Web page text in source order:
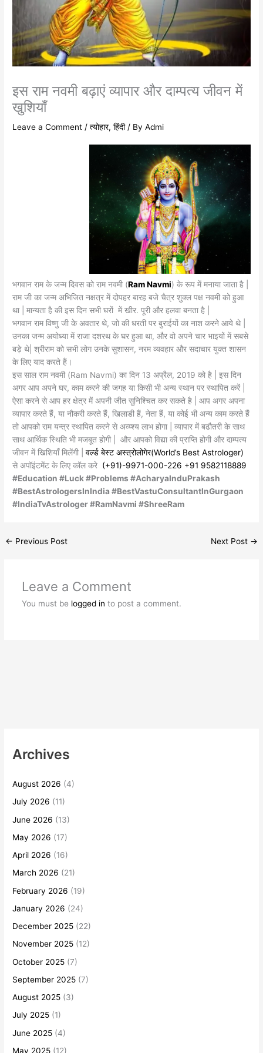
इस राम नवमी बढ़ाएं व्यापार और दाम्पत्य जीवन में
खुशियाँ
Leave a Comment /त्योहार,हिंदी/ ByAdmi
भगवान राम के जन्म दिवस को राम नवमी (Ram Navmi) के रूप में मनाया जाता है |
राम जी का जन्म अभिजित नक्षत्र में दोपहर बारह बजे चैत्र शुक्ल पक्ष नवमी को हुआ
था | मान्यता है की इस दिन सभी घरों में खीर. पूरी और हलवा बनता है |
भगवान राम विष्णु जी के अवतार थे, जो की धरती पर बुराईयों का नाश करने आये थे |
उनका जन्म अयोध्या में राजा दशरथ के घर हुआ था, और वो अपने चार भाइयों में सबसे
बड़े थे| श्रीराम को सभी लोग उनके सुशासन, नरम व्यवहार और सदाचार युक्त शासन
के लिए याद करते हैं।
इस साल राम नवमी (Ram Navmi) का दिन 13 अप्रैल, 2019 को है | इस दिन
अगर आप अपने घर, काम करने की जगह या किसी भी अन्य स्थान पर स्थापित करें |
ऐसा करने से आप हर क्षेत्र में अपनी जीत सुनिश्चित कर सकते है | आप अगर अपना
व्यापार करते हैं, या नौकरी करते हैं, खिलाडी हैं, नेता हैं, या कोई भी अन्य काम करते हैं
तो आपको राम यन्त्र स्थापित करने से अव्य्श्य लाभ होगा | व्यापार में बढौतरी के साथ
साथ आर्थिक स्थिति भी मजबूत होगी | और आपको विद्या की प्राप्ति होगी और दाम्पत्य
जीवन में खिशियाँ मिलेंगी |वर्ल्ड बेस्ट अस्त्रोलोगेर(World’s Best Astrologer)
से अपॉइंटमेंट के लिए कॉल करे (+91)-9971-000-226 +91 9582118889
#Education #Luck #Problems #AcharyaInduPrakash
#BestAstrologersInIndia #BestVastuConsultantInGurgaon
#IndiaTvAstrologer #RamNavmi #ShreeRam
← Previous Post Next Post →
Leave a Comment
You must be logged in to post a comment.
Archives
August 2026 (4)
July 2026 (11)
June 2026 (13)
May 2026 (17)
April 2026 (16)
March 2026 (21)
February 2026 (19)
January 2026 (24)
December 2025 (22)
November 2025 (12)
October 2025 (7)
September 2025 (7)
August 2025 (3)
July 2025 (1)
June 2025 (4)
May 2025 (12)